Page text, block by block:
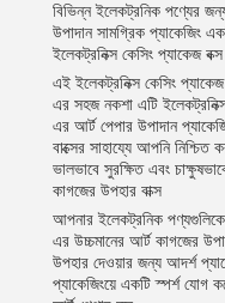
বিভিন্ন ইলেকট্রনিক পণ্যের
উপাদান সামগ্রিক প্যাকেজিং
ইলেকট্রনিক্স কেসিং প্যাকেজ বক্স
এই ইলেকট্রনিক্স কেসিং
এর সহজ নকশা এটি
এর আর্ট পেপার উপাদান
বাক্সের সাহায্যে আপনি
ভালভাবে সুরক্ষিত এবং
কাগজের উপহার বাক্স
আপনার ইলেকট্রনিক
এর উচ্চমানের আর্ট কাগজের
উপহার দেওয়ার জন্য আদর্শ
প্যাকেজিংয়ে একটি স্পর্শ যোগ